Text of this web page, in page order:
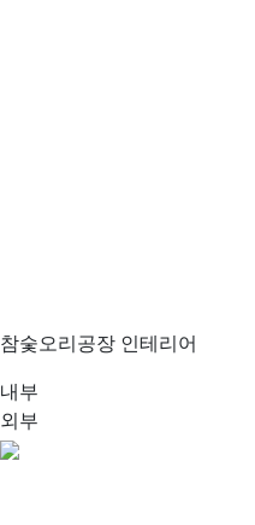
참숯오리공장 인테리어
내부
외부